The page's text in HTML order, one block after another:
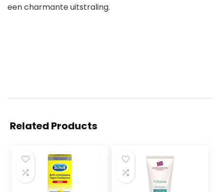
een charmante uitstraling.
Related Products